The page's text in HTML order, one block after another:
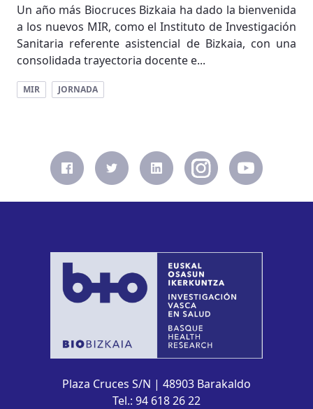
Un año más Biocruces Bizkaia ha dado la bienvenida
a los nuevos MIR, como el Instituto de Investigación
Sanitaria referente asistencial de Bizkaia, con una
consolidada trayectoria docente e...
MIR JORNADA
Plaza Cruces S/N | 48903 Barakaldo
Tel.: 94 618 26 22